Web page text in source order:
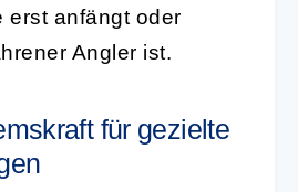
erst anfängt oder
Angler ist.
für gezielte